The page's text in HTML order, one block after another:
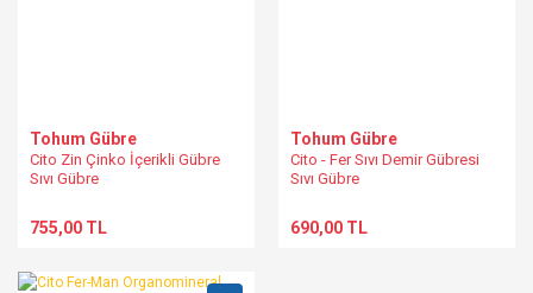
Tohum Gübre
Cito Zin Çinko İçerikli Gübre
Sıvı Gübre
755,00 TL
Tohum Gübre
Cito - Fer Sıvı Demir Gübresi
Sıvı Gübre
690,00 TL